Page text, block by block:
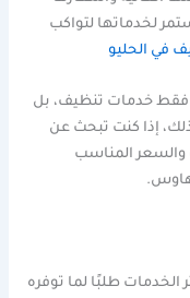
لخدماتها لتواكب
في الحليو
فقط خدمات تنظيف، بل
إذا كنت تبحث عن
المناسب
هاوس.
طلبًا لما توفره